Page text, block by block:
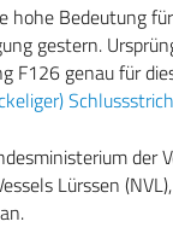
hohe Bedeutung
gestern.
F126 genau für
Schlussstrich
Lürssen